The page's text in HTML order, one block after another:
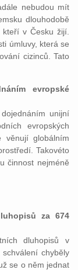
nebudou mít
dlouhodobě
v Česku žijí.
úmluvy, která se
cizinců. Tato
evropské
unijní
evropských
věnují globálním
Takovéto
činnost nejméně
za 674
dluhopisů v
chyběly
se o něm jednat